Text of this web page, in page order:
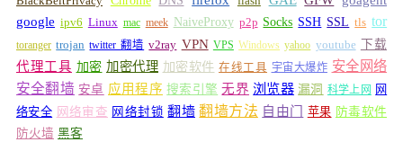
google ipv6 Linux mac meek NaiveProxy p2p Socks SSH SSL tls tor
toranger trojan twitter 翻墙 v2ray VPN VPS Windows yahoo youtube 下载
代理工具 加密 加密代理 加密软件 在线工具 宇宙大爆炸 安全网络
安全翻墙 安卓 应用程序 搜索引擎 无界 浏览器 漏洞 科学上网 网
络安全 网络审查 网络封锁 翻墙 翻墙方法 自由门 苹果 防毒软件
防火墙 黑客